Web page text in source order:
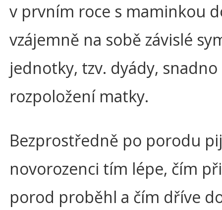
v prvním roce s maminkou
vzájemně na sobě závislé
jednotky, tzv. dyády,
rozpoložení matky.
Bezprostředně po porodu
novorozenci tím lépe, čím
porod proběhl a čím dříve